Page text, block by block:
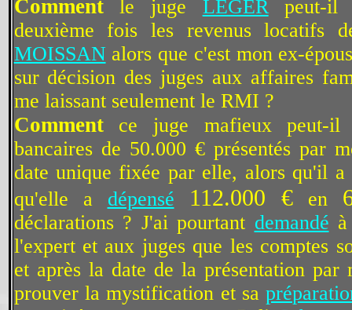
Commentle juge LEGERpeut-il
deuxième fois les revenus locatifs
MOISSAN alors que c'est mon ex-
sur décision des juges aux affaires
me laissant seulement le RMI ?
Commentce juge mafieux peut-il
bancaires de 50.000 € présentés par
date unique fixée par elle, alors qu'il a
qu'elle a dépensé 112.000 €en
déclarations ? J'ai pourtant demandé
l'expert et aux juges que les comptes
et après la date de la présentation par
prouver la mystification et sa